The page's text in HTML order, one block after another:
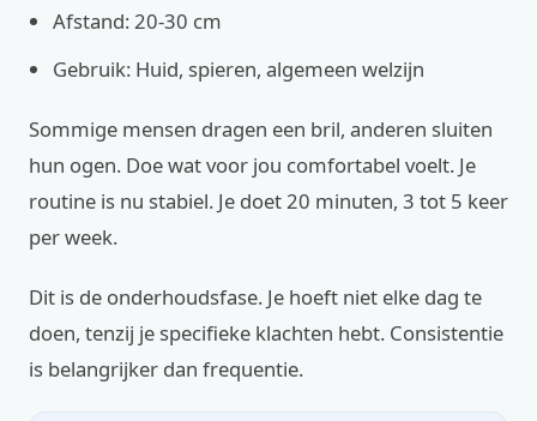
Afstand: 20-30 cm
Gebruik: Huid, spieren, algemeen welzijn
Sommige mensen dragen een bril, anderen sluiten
hun ogen. Doe wat voor jou comfortabel voelt. Je
routine is nu stabiel. Je doet 20 minuten, 3 tot 5 keer
per week.
Dit is de onderhoudsfase. Je hoeft niet elke dag te
doen, tenzij je specifieke klachten hebt. Consistentie
is belangrijker dan frequentie.